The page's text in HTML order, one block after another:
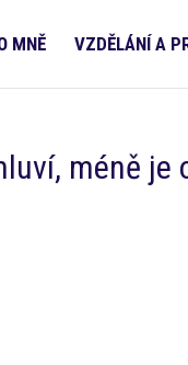
MNĚ VZDĚLÁNÍ A
méně je